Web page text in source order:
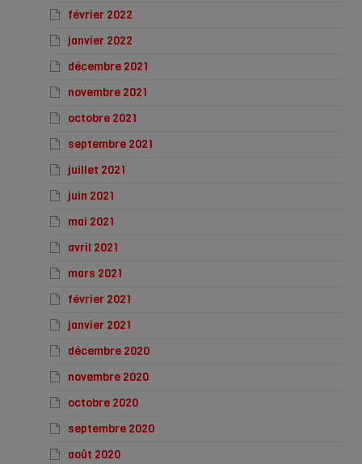
février 2022
janvier 2022
décembre 2021
novembre 2021
octobre 2021
septembre 2021
juillet 2021
juin 2021
mai 2021
avril 2021
mars 2021
février 2021
janvier 2021
décembre 2020
novembre 2020
octobre 2020
septembre 2020
août 2020